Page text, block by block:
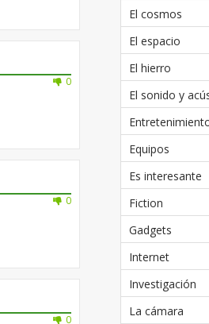
0
0
0
El cosmos
El espacio
El hierro
El sonido y
Equipos
Es interesante
Fiction
Gadgets
Internet
Investigación
La cámara